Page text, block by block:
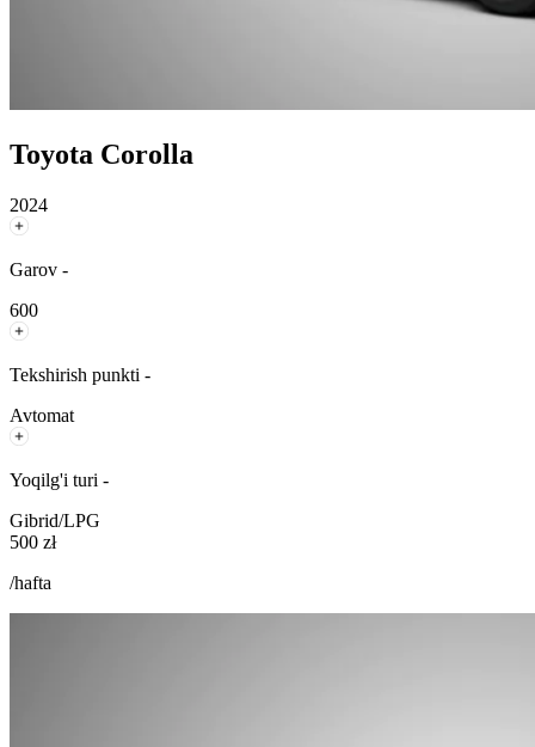
Toyota Corolla
2024
Garov -
600
Tekshirish punkti -
Avtomat
Yoqilg'i turi -
Gibrid/LPG
500 zł
/hafta